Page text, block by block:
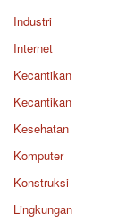
Industri
Internet
Kecantikan
Kecantikan
Kesehatan
Komputer
Konstruksi
Lingkungan